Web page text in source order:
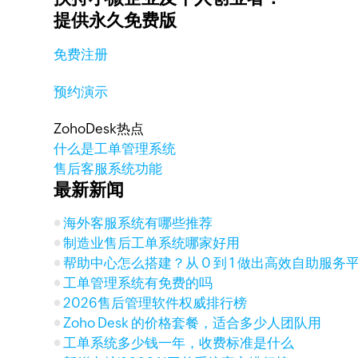
提供永久免费版
免费注册
预约演示
ZohoDesk热点
什么是工单管理系统
售后客服系统功能
最新新闻
海外客服系统有哪些推荐
制造业售后工单系统哪家好用
帮助中心怎么搭建？从 0 到 1 做出高效自助服务
工单管理系统有免费的吗
2026售后管理软件权威排行榜
Zoho Desk 的价格套餐，适合多少人团队用
工单系统多少钱一年，收费标准是什么